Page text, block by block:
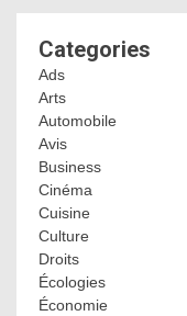
Categories
Ads
Arts
Automobile
Avis
Business
Cinéma
Cuisine
Culture
Droits
Écologies
Économie